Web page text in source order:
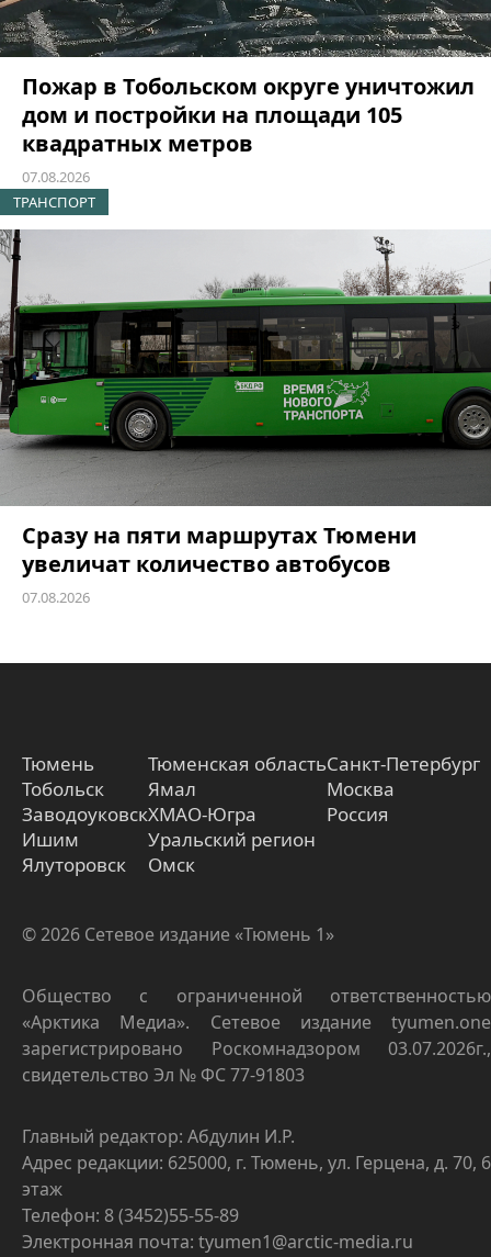
Пожар в Тобольском округе уничтожил
дом и постройки на площади 105
квадратных метров
07.08.2026
ТРАНСПОРТ
Сразу на пяти маршрутах Тюмени
увеличат количество автобусов
07.08.2026
Тюмень
Тобольск
Заводоуковск
Ишим
Ялуторовск
Тюменская область
Ямал
ХМАО-Югра
Уральский регион
Омск
Санкт-Петербург
Москва
Россия
© 2026 Сетевое издание «Тюмень 1»
Общество с ограниченной ответственностью
«Арктика Медиа». Сетевое издание tyumen.one
зарегистрировано Роскомнадзором 03.07.2026г.,
свидетельство Эл № ФС 77-91803
Главный редактор: Абдулин И.Р.
Адрес редакции: 625000, г. Тюмень, ул. Герцена, д. 70, 6
этаж
Телефон: 8 (3452)55-55-89
Электронная почта: tyumen1@arctic-media.ru